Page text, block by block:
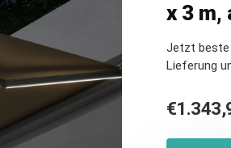
x 3 m,
Jetzt beste
Lieferung
€